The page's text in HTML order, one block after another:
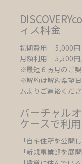
ィス料金
初期費用 5,000円
月額利用 5,500円
※最短６ヵ月のご
※解約は解約希望
ムよりご連絡くださ
バーチャル
ケースで利
「自宅住所を公開
「新規事業部を展開